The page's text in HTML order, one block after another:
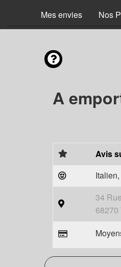
Mes envies Nos
A
Avis
34
68270